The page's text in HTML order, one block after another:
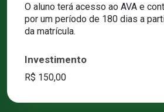
O aluno terá acesso ao AVA e
por um período de 180 dias a
da matrícula.
Investimento
R$ 150,00